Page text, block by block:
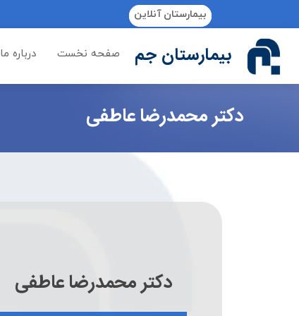
بیمارستان آنلاین
بیمارستان جم صفحه نخست درباره ما
دکتر محمدرضا عاطفی
دکتر محمدرضا عاطفی